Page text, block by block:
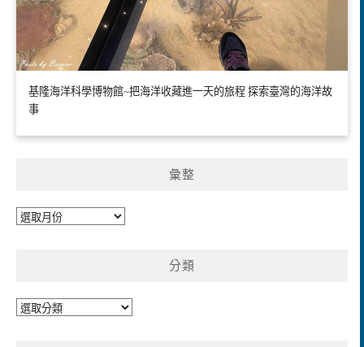
基隆海洋科學博物館~把海洋收藏進一天的旅程 探索臺灣的海洋故
事
彙整
彙
分類
分